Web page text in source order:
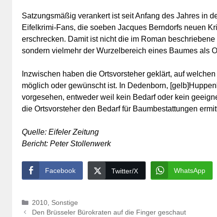
Satzungsmäßig verankert ist seit Anfang des Jahres in
Eifelkrimi-Fans, die soeben Jacques Berndorfs neuen
erschrecken. Damit ist nicht die im Roman
sondern vielmehr der Wurzelbereich eines Baumes als
Inzwischen haben die Ortsvorsteher geklärt, auf
möglich oder gewünscht ist. In Dedenborn,
vorgesehen, entweder weil kein Bedarf oder kein
die Ortsvorsteher den Bedarf für Baumbestattungen
Quelle: Eifeler Zeitung
Bericht: Peter Stollenwerk
Facebook Twitter/X WhatsApp
Kategorien
2010 Sonstige
Den Brüsseler Bürokraten auf die Finger geschaut